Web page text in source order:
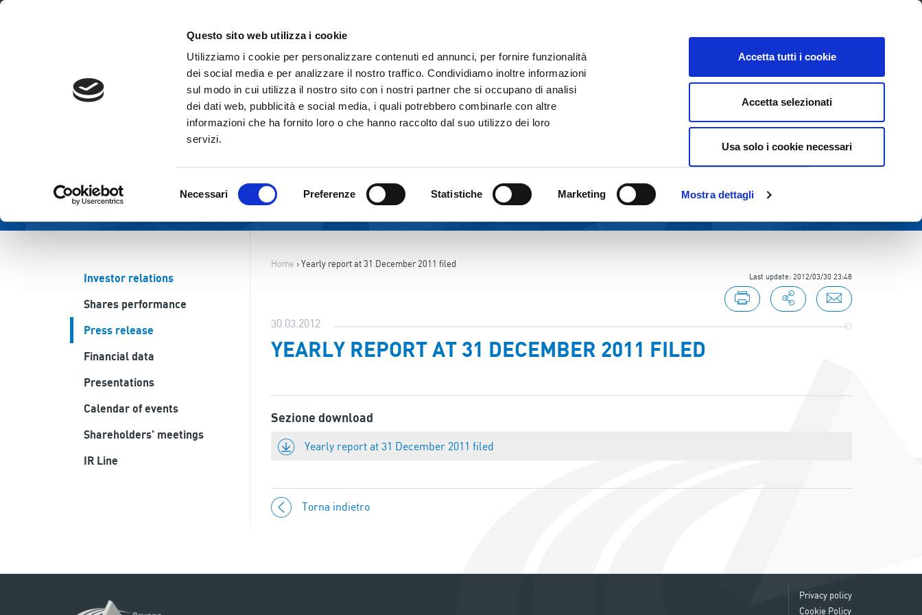
Questo sito web utilizza i cookie
Utilizziamo i cookie per personalizzare contenuti ed annunci, per fornire funzionalità
dei social media e per analizzare il nostro traffico. Condividiamo inoltre informazioni
sul modo in cui utilizza il nostro sito con i nostri partner che si occupano di analisi
dei dati web, pubblicità e social media, i quali potrebbero combinarle con altre
informazioni che ha fornito loro o che hanno raccolto dal suo utilizzo dei loro
servizi.
del
Necessari Preferenze Statistiche Marketing Mostra dettagli
Accetta tutti i cookie
Accetta selezionati
Usa solo i cookie necessari
THE GROUP CORPORATE GOVERNANCE INVESTOR RELATIONS SUSTAINABILITY
Investor relations
Shares performance
Press release
Financial data
Presentations
Calendar of events
Shareholders’ meetings
IR Line
Home ›Yearly report at 31 December 2011 filed
Last update: 2012/03/30 23:48
30.03.2012
YEARLY REPORT AT 31 DECEMBER 2011 FILED
Sezione download
Yearly report at 31 December 2011 filed
Torna indietro
Privacy policy
Cookie Policy